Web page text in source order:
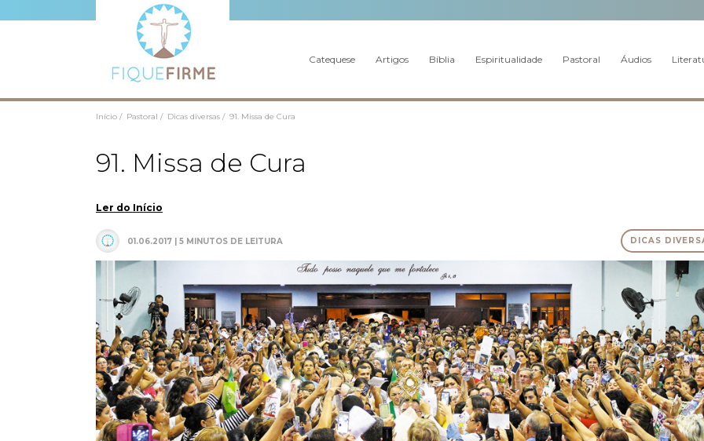
Catequese Artigos Bíblia Espiritualidade Pastoral Áudios
Início / Pastoral / Dicas diversas / 91. Missa de Cura
91. Missa de Cura
Ler do Início
01.06.2017 | 5 MINUTOS DE LEITURA DICAS